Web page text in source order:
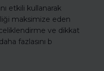
etkili kullanarak
maksimize eden
ve dikkat
fazlasını b